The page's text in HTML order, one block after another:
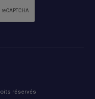
réservés